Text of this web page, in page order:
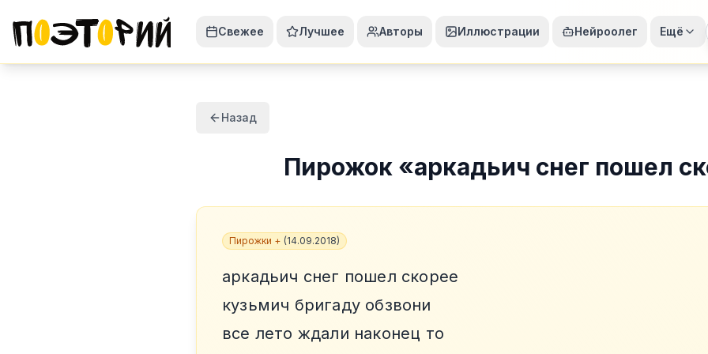
Свежее Лучшее Авторы Иллюстрации Нейроолег Ещё
Назад
Пирожок«аркадьич снег пошел
Пирожки + (14.09.2018)
аркадьич снег пошел скорее
кузьмич бригаду обзвони
все лето ждали наконец то